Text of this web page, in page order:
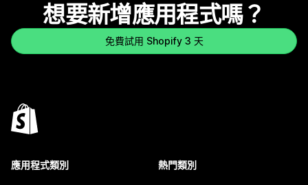
想要新增應用程式嗎？
免費試用 Shopify 3 天
應用程式類別 熱門類別